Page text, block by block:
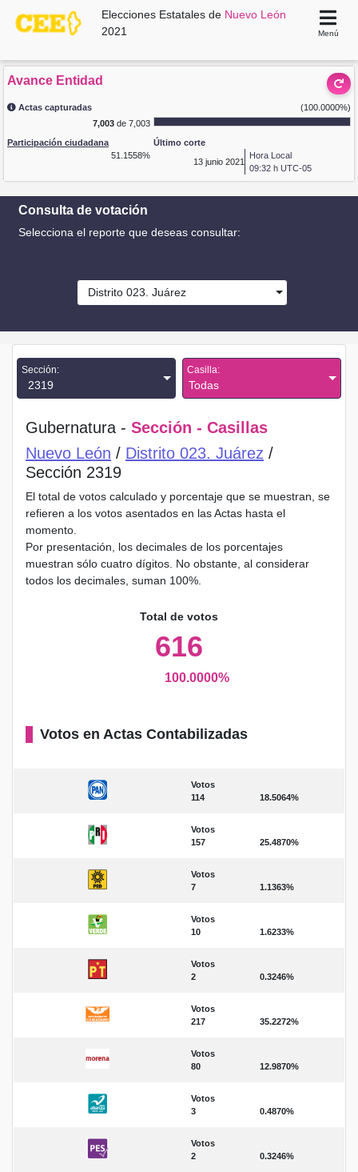
Elecciones Estatales de Nuevo León
2021
Menú
Avance Entidad
Actas capturadas
(100.0000%)
7,003de 7,003
Participación ciudadana
51.1558%
Último corte
13 junio 2021
Hora Local
09:32 h UTC-05
Consulta de votación
Selecciona el reporte que deseas consultar:
Distrito 023. Juárez
Sección:
2319
Casilla:
Todas
Gubernatura - Sección - Casillas
Nuevo León / Distrito 023. Juárez /
Sección 2319
El total de votos calculado y porcentaje que se muestran, se
refieren a los votos asentados en las Actas hasta el
momento.
Por presentación, los decimales de los porcentajes
muestran sólo cuatro dígitos. No obstante, al considerar
todos los decimales, suman 100%.
Total de votos
616
100.0000%
Votos en Actas Contabilizadas
Votos
114
18.5064%
Votos
157
25.4870%
Votos
7
1.1363%
Votos
10
1.6233%
Votos
2
0.3246%
Votos
217
35.2272%
Votos
80
12.9870%
Votos
3
0.4870%
Votos
2
0.3246%